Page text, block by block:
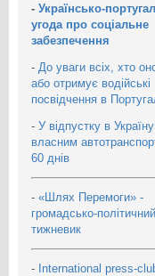
- Українсько-
угода про соціальне
забезпечення
- До уваги всіх, хто
або отримує водійські
посвідчення в
- У відпустку в Україну
власним
60 днів
- «Шлях Перемоги» -
громадсько-політичний
тижневик
- International press-